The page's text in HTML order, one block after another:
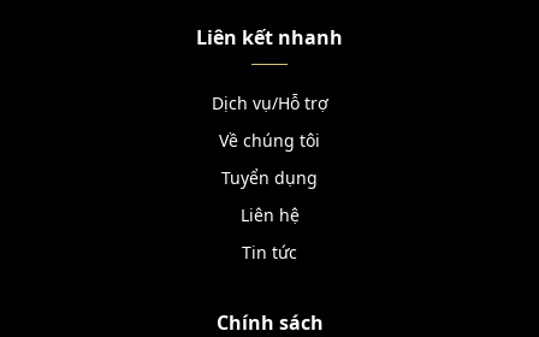
Liên kết nhanh
Dịch vụ/Hỗ trợ
Về chúng tôi
Tuyển dụng
Liên hệ
Tin tức
Chính sách